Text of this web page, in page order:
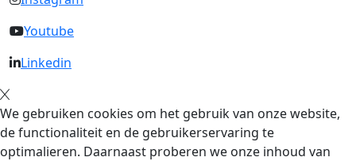
Youtube
Linkedin
We gebruiken cookies om het gebruik van onze website,
de functionaliteit en de gebruikerservaring te
optimalieren. Daarnaast proberen we onze inhoud van